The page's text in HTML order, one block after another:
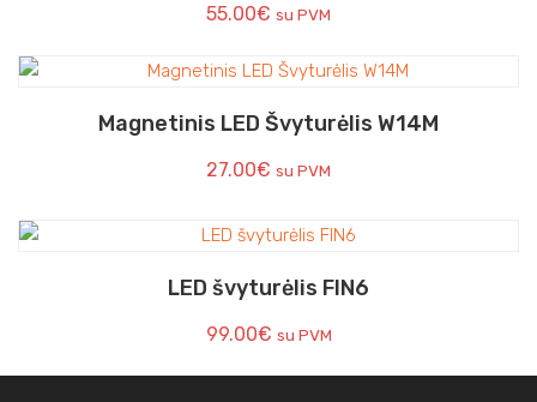
55.00€ su PVM
Magnetinis LED Švyturėlis W14M
27.00€ su PVM
LED švyturėlis FIN6
99.00€ su PVM